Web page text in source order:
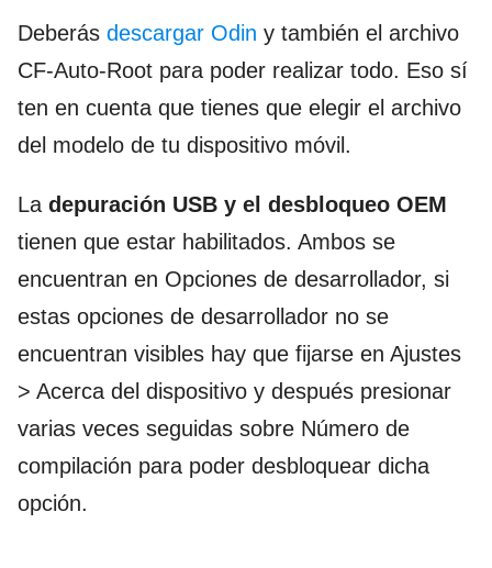
Deberás descargar Odin y también el archivo
CF-Auto-Root para poder realizar todo. Eso sí
ten en cuenta que tienes que elegir el archivo
del modelo de tu dispositivo móvil.
La depuración USB y el desbloqueo OEM
tienen que estar habilitados. Ambos se
encuentran en Opciones de desarrollador, si
estas opciones de desarrollador no se
encuentran visibles hay que fijarse en Ajustes
> Acerca del dispositivo y después presionar
varias veces seguidas sobre Número de
compilación para poder desbloquear dicha
opción.